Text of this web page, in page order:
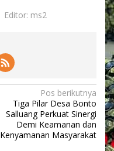
Editor: ms2
Pos berikutnya
Tiga Pilar Desa Bonto
Salluang Perkuat Sinergi
Demi Keamanan dan
Kenyamanan Masyarakat